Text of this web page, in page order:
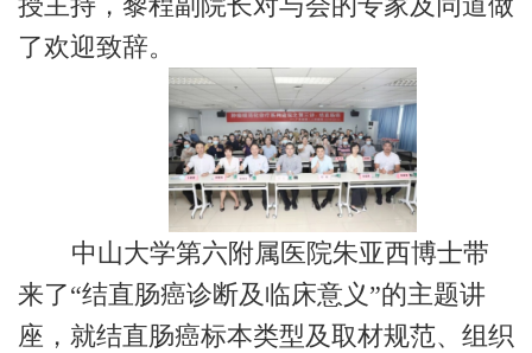
了欢迎致辞。
中山大学第六附属医院朱亚西博士带
来了“结直肠癌诊断及临床意义”的主题讲
座，就结直肠癌标本类型及取材规范、组织